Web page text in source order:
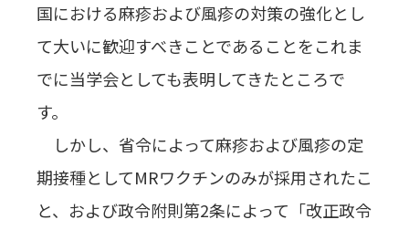
国における麻疹および風疹の対策の強化とし
て大いに歓迎すべきことであることをこれま
でに当学会としても表明してきたところで
す。
しかし、省令によって麻疹および風疹の定
期接種としてMRワクチンのみが採用されたこ
と、および政令附則第2条によって「改正政令